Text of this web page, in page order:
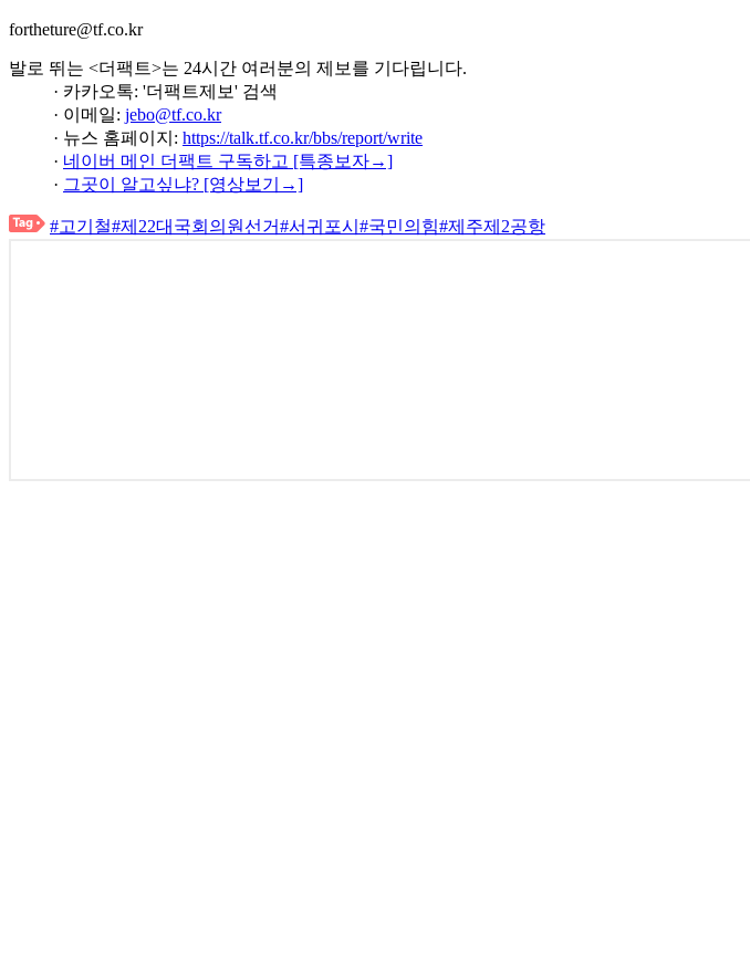
fortheture@tf.co.kr
발로 뛰는 <더팩트>는 24시간 여러분의 제보를 기다립니다.
· 카카오톡: '더팩트제보' 검색
· 이메일: jebo@tf.co.kr
· 뉴스 홈페이지: https://talk.tf.co.kr/bbs/report/write
· 네이버 메인 더팩트 구독하고 [특종보자→]
· 그곳이 알고싶냐? [영상보기→]
#고기철#제22대국회의원선거#서귀포시 #국민의힘#제주제2공항